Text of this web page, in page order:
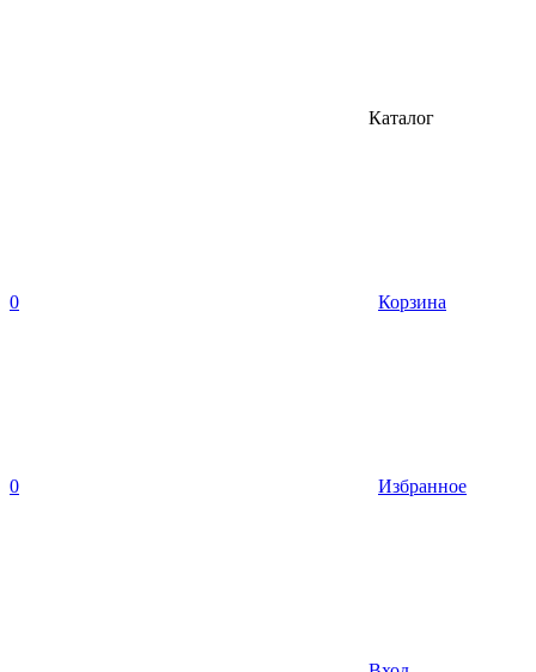
Каталог
0 Корзина
0 Избранное